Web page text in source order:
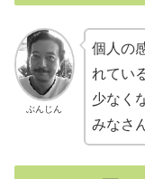
ぶんじん
個人の
れてい
少なく
みなさ